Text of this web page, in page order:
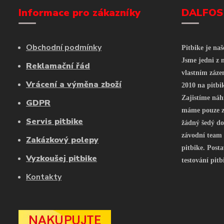
Informace pro zákazníky
Obchodní podmínky
Reklamační řád
Vrácení a výměna zboží
GDPR
Servis pitbike
Zakázkový polepy
Vyzkoušej pitbike
Kontakty
Pitbike je
Jsme jedni z
vlastním
2010 na
Zajistíme
máme pouze
žádný šedý
závodní
pitbike.
testování